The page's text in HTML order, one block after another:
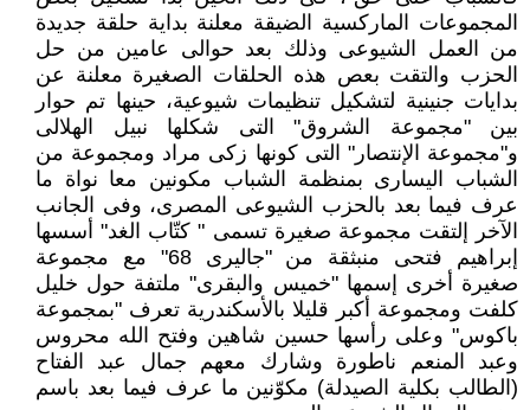
المجموعات الماركسية الضيقة معلنة بداية حلقة جديدة
من العمل الشيوعى وذلك بعد حوالى عامين من حل
الحزب والتقت بعص هذه الحلقات الصغيرة معلنة عن
بدايات جنينية لتشكيل تنظيمات شيوعية، حينها تم حوار
بين "مجموعة الشروق" التى شكلها نبيل الهلالى
و"مجموعة الإنتصار" التى كونها زكى مراد ومجموعة من
الشباب اليسارى بمنظمة الشباب مكونين معا نواة ما
عرف فيما بعد بالحزب الشيوعى المصرى، وفى الجانب
الآخر إلتقت مجموعة صغيرة تسمى " كتّاب الغد" أسسها
إبراهيم فتحى منبثقة من "جاليرى 68" مع مجموعة
صغيرة أخرى إسمها "خميس والبقرى" ملتفة حول خليل
كلفت ومجموعة أكبر قليلا بالأسكندرية تعرف "بمجموعة
باكوس" وعلى رأسها حسين شاهين وفتح الله محروس
وعبد المنعم ناطورة وشارك معهم جمال عبد الفتاح
(الطالب بكلية الصيدلة) مكوّنين ما عرف فيما بعد باسم